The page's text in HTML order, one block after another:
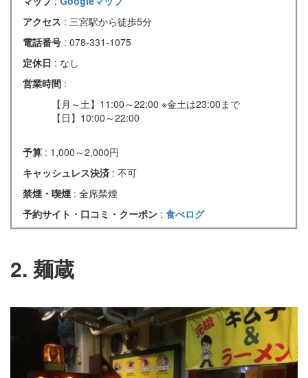
アクセス : 三宮駅から徒歩5分
電話番号 : 078-331-1075
定休日 : なし
営業時間 :
【月～土】11:00～22:00 ※金土は23:00まで
【日】10:00～22:00
予算 : 1,000～2,000円
キャッシュレス決済 : 不可
禁煙・喫煙 : 全席禁煙
予約サイト・口コミ・クーポン : 食べログ
2. 麺蔵